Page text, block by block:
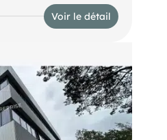
Voir le détail